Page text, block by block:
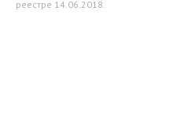
реестре 14.06.2018.